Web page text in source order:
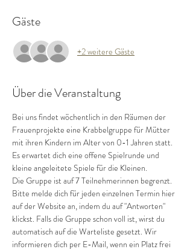
Gäste
+2 weitere Gäste
Über die Veranstaltung
Bei uns findet wöchentlich in den Räumen der
Frauenprojekte eine Krabbelgruppe für Mütter
mit ihren Kindern im Alter von 0-1 Jahren statt.
Es erwartet dich eine offene Spielrunde und
kleine angeleitete Spiele für die Kleinen.
Die Gruppe ist auf 7 Teilnehmerinnen begrenzt.
Bitte melde dich für jeden einzelnen Termin hier
auf der Website an, indem du auf "Antworten"
klickst. Falls die Gruppe schon voll ist, wirst du
automatisch auf die Warteliste gesetzt. Wir
informieren dich per E-Mail, wenn ein Platz frei